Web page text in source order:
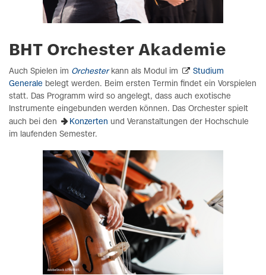
BHT Orchester Akademie
Auch Spielen im Orchesterkann als Modul im
Studium
Generale belegt werden. Beim ersten Termin findet ein Vorspielen
statt. Das Programm wird so angelegt, dass auch exotische
Instrumente eingebunden werden können. Das Orchester spielt
auch bei den
Konzerten und Veranstaltungen der Hochschule
im laufenden Semester.